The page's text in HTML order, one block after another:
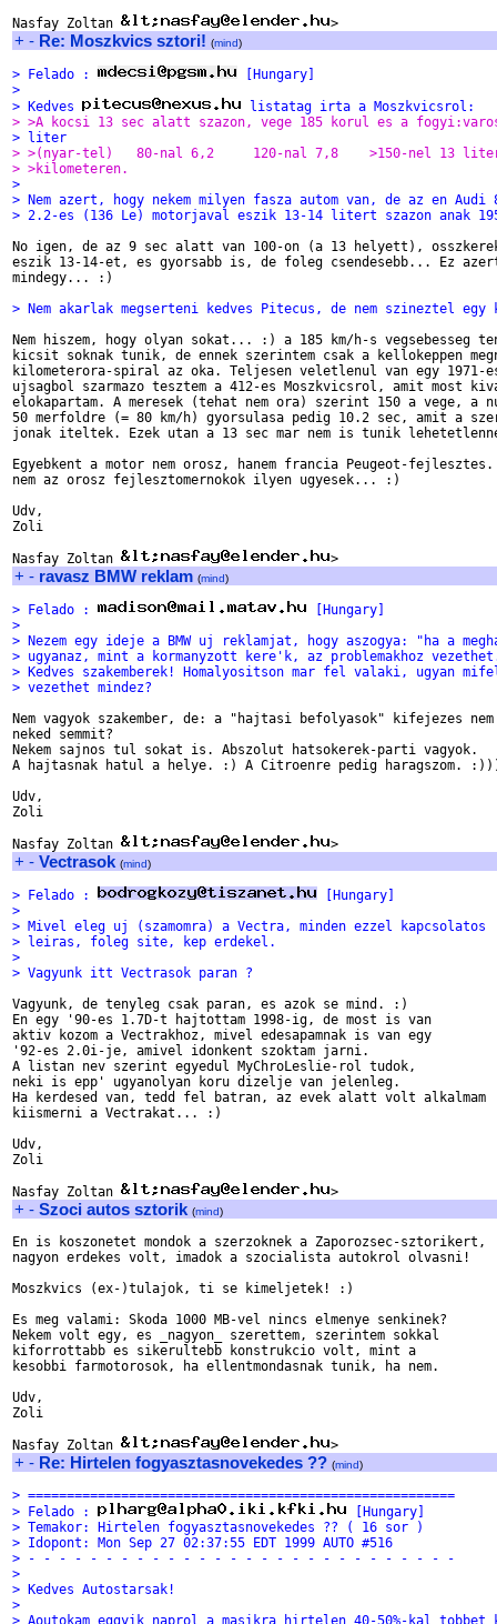
Nasfay Zoltan
+ - Re: Moszkvics sztori! (mind)
> Felado :
[Hungary]
>
> Kedves
listatag irta a Moszkvicsrol:
> >A kocsi 13 sec alatt szazon, vege 185 korul es a
> liter
> >(nyar-tel)   80-nal 6,2     120-nal 7,8    >150-nel 13
> >kilometeren.
>
> Nem azert, hogy nekem milyen fasza autom van, de az en Audi
> 2.2-es (136 Le) motorjaval eszik 13-14 litert szazon anak
No igen, de az 9 sec alatt van 100-on (a 13 helyett),
eszik 13-14-et, es gyorsabb is, de foleg csendesebb... Ez azert
mindegy... :)
> Nem akarlak megserteni kedves Pitecus, de nem szineztel
Nem hiszem, hogy olyan sokat... :) a 185 km/h-s vegsebesseg
kicsit soknak tunik, de ennek szerintem csak a kellokeppen
kilometerora-spiral az oka. Teljesen veletlenul van egy 1971-
ujsagbol szarmazo tesztem a 412-es Moszkvicsrol, amit most
elokapartam. A meresek (tehat nem ora) szerint 150 a vege, a
50 merfoldre (= 80 km/h) gyorsulasa pedig 10.2 sec, amit a
jonak iteltek. Ezek utan a 13 sec mar nem is tunik
Egyebkent a motor nem orosz, hanem francia Peugeot-fejlesztes.
nem az orosz fejlesztomernokok ilyen ugyesek... :)
Udv,
Zoli
Nasfay Zoltan
+ - ravasz BMW reklam (mind)
> Felado :
[Hungary]
>
> Nezem egy ideje a BMW uj reklamjat, hogy aszogya: "ha a
> ugyanaz, mint a kormanyzott kere'k, az problemakhoz
> Kedves szakemberek! Homalyositson mar fel valaki, ugyan
> vezethet mindez?
Nem vagyok szakember, de: a "hajtasi befolyasok" kifejezes nem
neked semmit?
Nekem sajnos tul sokat is. Abszolut hatsokerek-parti vagyok.
A hajtasnak hatul a helye. :) A Citroenre pedig haragszom.
Udv,
Zoli
Nasfay Zoltan
+ - Vectrasok (mind)
> Felado :
[Hungary]
>
> Mivel eleg uj (szamomra) a Vectra, minden ezzel kapcsolatos
> leiras, foleg site, kep erdekel.
>
> Vagyunk itt Vectrasok paran ?
Vagyunk, de tenyleg csak paran, es azok se mind. :)
En egy '90-es 1.7D-t hajtottam 1998-ig, de most is van
aktiv kozom a Vectrakhoz, mivel edesapamnak is van egy
'92-es 2.0i-je, amivel idonkent szoktam jarni.
A listan nev szerint egyedul MyChroLeslie-rol tudok,
neki is epp' ugyanolyan koru dizelje van jelenleg.
Ha kerdesed van, tedd fel batran, az evek alatt volt alkalmam
kiismerni a Vectrakat... :)
Udv,
Zoli
Nasfay Zoltan
+ - Szoci autos sztorik (mind)
En is koszonetet mondok a szerzoknek a Zaporozsec-sztorikert,
nagyon erdekes volt, imadok a szocialista autokrol olvasni!
Moszkvics (ex-)tulajok, ti se kimeljetek! :)
Es meg valami: Skoda 1000 MB-vel nincs elmenye senkinek?
Nekem volt egy, es _nagyon_ szerettem, szerintem sokkal
kiforrottabb es sikerultebb konstrukcio volt, mint a
kesobbi farmotorosok, ha ellentmondasnak tunik, ha nem.
Udv,
Zoli
Nasfay Zoltan
+ - Re: Hirtelen fogyasztasnovekedes ?? (mind)
> =======================================================
> Felado :
[Hungary]
> Temakor: Hirtelen fogyasztasnovekedes ?? ( 16 sor )
> Idopont: Mon Sep 27 02:37:55 EDT 1999 AUTO #516
> - - - - - - - - - - - - - - - - - - - - - - - - - - - -
>
> Kedves Autostarsak!
>
> Aoutokam eggyik naprol a masikra hirtelen 40-50%-kal tobbet